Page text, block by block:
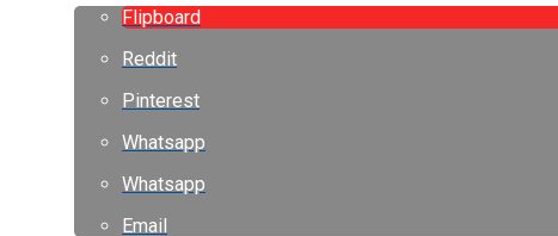
Flipboard
Reddit
Pinterest
Whatsapp
Whatsapp
Email